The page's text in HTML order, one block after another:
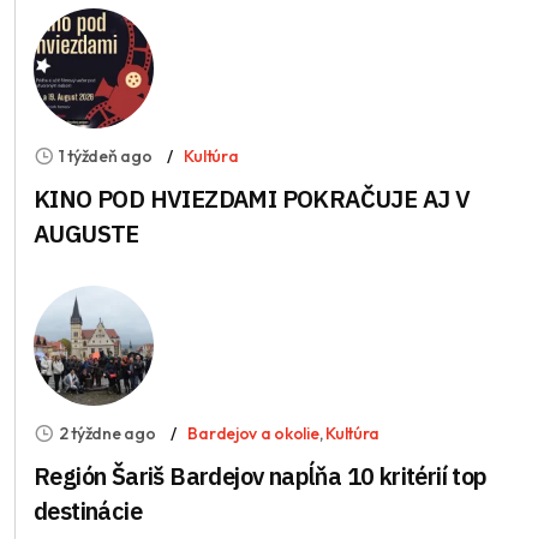
1 týždeň ago Kultúra
KINO POD HVIEZDAMI POKRAČUJE AJ V
AUGUSTE
2 týždne ago Bardejov a okolie,Kultúra
Región Šariš Bardejov napĺňa 10 kritérií top
destinácie